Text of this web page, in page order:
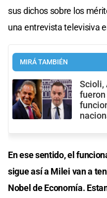
sus dichos sobre los
una entrevista televisiva
MIRÁ TAMBIÉN
Scioli,
En ese sentido, el
sigue así a Milei van a
Nobel de Economía.